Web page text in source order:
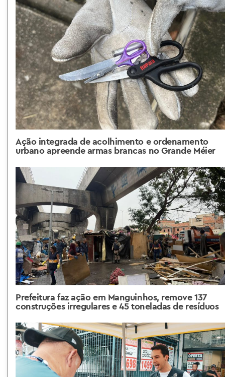
Ação integrada de acolhimento e ordenamento
urbano apreende armas brancas no Grande Méier
Prefeitura faz ação em Manguinhos, remove 137
construções irregulares e 45 toneladas de resíduos